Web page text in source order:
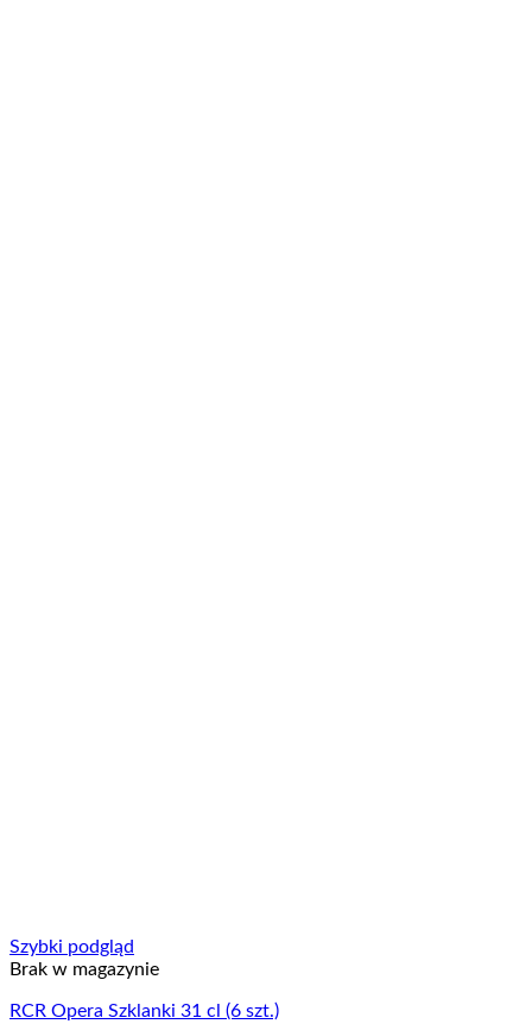
Szybki podgląd
Brak w magazynie
RCR Opera Szklanki 31 cl (6 szt.)